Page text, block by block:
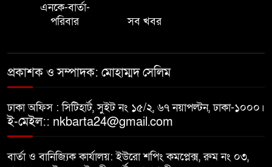
হাতে ধর্ষণের শিকার স্কুলছাত্রী
গভীর রাতে চাচীর ঘরে ভাতিজা,
পুরুষাঙ্গ কেটে উধাও চাচী
নোয়াখালীতে র‌্যাবের অভিযান: ২
চাঞ্চল্যকর হত্যা মামলার আসামিসহ
গ্রেপ্তার ৪
এনকে-বার্তা-
পরিবার
সব খবর
প্রকাশক ও সম্পাদক: মোহাম্মদ সেলিম
ঢাকা অফিস : সিটিহার্ট, সুইট নং ১৫/২, ৬৭ নয়াপল্টন, ঢাকা-১০০০।
ই-মেইল:: nkbarta24@gmail.com
বার্তা ও বানিজ্যিক কার্যালয়: ইউরো শপিং কমপ্লেক্স, রুম নং ০৩,